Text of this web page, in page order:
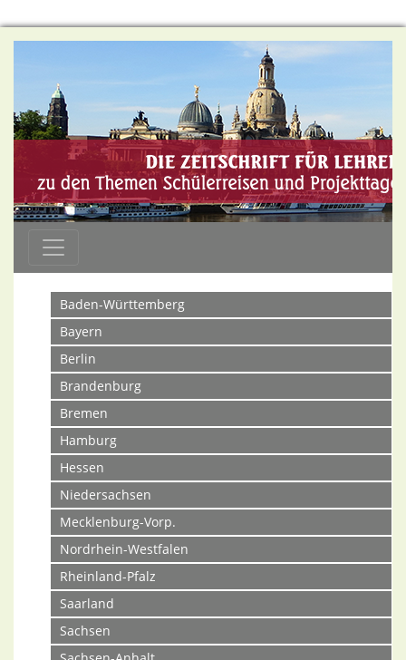
Baden-Württemberg
Bayern
Berlin
Brandenburg
Bremen
Hamburg
Hessen
Niedersachsen
Mecklenburg-Vorp.
Nordrhein-Westfalen
Rheinland-Pfalz
Saarland
Sachsen